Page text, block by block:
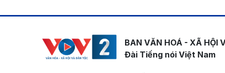
BAN VĂN HOÁ - XÃ HỘI
Đài Tiếng nói Việt Nam